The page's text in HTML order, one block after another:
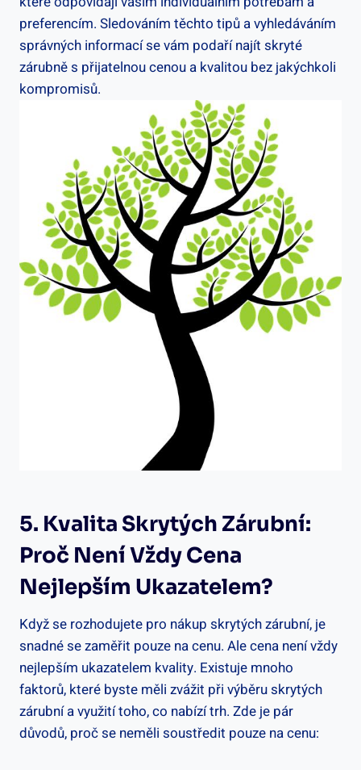
preferencím. Sledováním těchto tipů a vyhledáváním
správných informací se vám podaří najít skryté
zárubně s přijatelnou cenou a kvalitou bez jakýchkoli
kompromisů.
5. Kvalita Skrytých Zárubní:
Proč Není Vždy Cena
Nejlepším Ukazatelem?
Když se rozhodujete pro nákup skrytých zárubní, je
snadné se zaměřit pouze na cenu. Ale cena není vždy
nejlepším ukazatelem kvality. Existuje mnoho
faktorů, které byste měli zvážit při výběru skrytých
zárubní a využití toho, co nabízí trh. Zde je pár
důvodů, proč se neměli soustředit pouze na cenu: